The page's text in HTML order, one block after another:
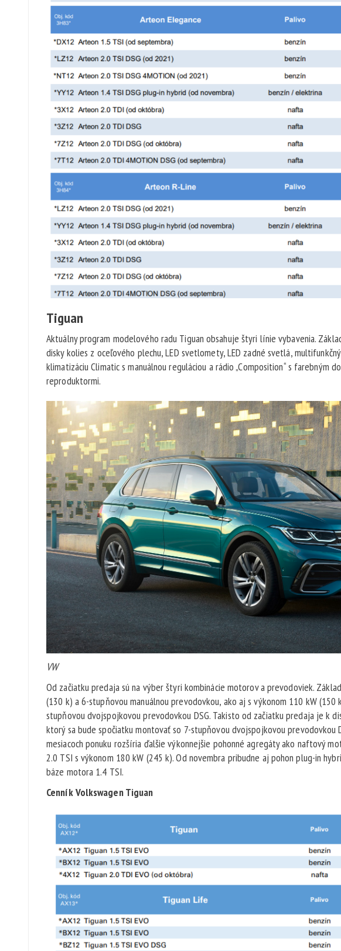
Tiguan
Aktuálny program modelového radu Tiguan obsahuje štyri línie vybavenia.
disky kolies z oceľového plechu, LED svetlomety, LED zadné svetlá,
klimatizáciu Climatic s manuálnou reguláciou a rádio „Composition“ s farebným
reproduktormi.
VW
Od začiatku predaja sú na výber štyri kombinácie motorov a prevodoviek.
(130 k) a 6-stupňovou manuálnou prevodovkou, ako aj s výkonom 110 kW
stupňovou dvojspojkovou prevodovkou DSG. Takisto od začiatku predaja je k
ktorý sa bude spočiatku montovať so 7-stupňovou dvojspojkovou prevodovkou
mesiacoch ponuku rozšíria ďalšie výkonnejšie pohonné agregáty ako naftový
2.0 TSI s výkonom 180 kW (245 k). Od novembra pribudne aj pohon plug-in
báze motora 1.4 TSI.
Cenník Volkswagen Tiguan